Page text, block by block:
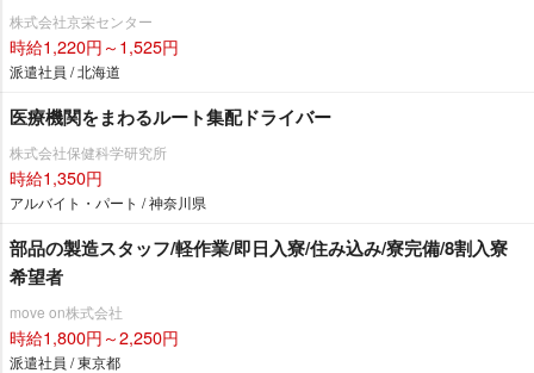
株式会社京栄センター
時給1,220円～1,525円
派遣社員 / 北海道
医療機関をまわるルート集配ドライバー
株式会社保健科学研究所
時給1,350円
アルバイト・パート / 神奈川県
部品の製造スタッフ/軽作業/即日入寮/住み込み/寮完備/8割入寮
希望者
move on株式会社
時給1,800円～2,250円
派遣社員 / 東京都